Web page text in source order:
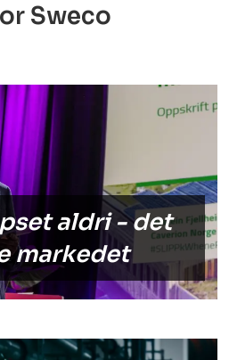
Sweco
aldri - det
markedet